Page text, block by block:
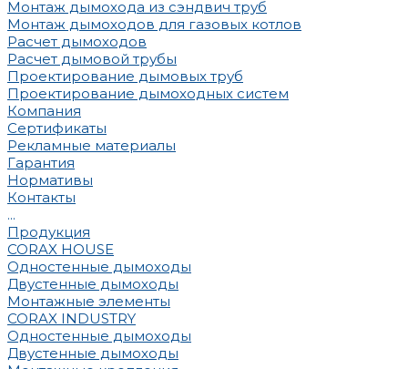
Монтаж дымохода из сэндвич труб
Монтаж дымоходов для газовых котлов
Расчет дымоходов
Расчет дымовой трубы
Проектирование дымовых труб
Проектирование дымоходных систем
Компания
Сертификаты
Рекламные материалы
Гарантия
Нормативы
Контакты
...
Продукция
CORAX HOUSE
Одностенные дымоходы
Двустенные дымоходы
Монтажные элементы
CORAX INDUSTRY
Одностенные дымоходы
Двустенные дымоходы